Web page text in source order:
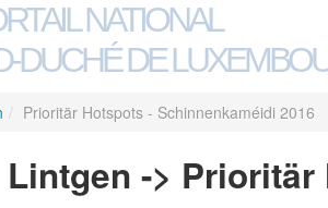
NATIONAL
DUCHÉ DE
/ Prioritär Hotspots - Schinnenkaméidi 2016
->